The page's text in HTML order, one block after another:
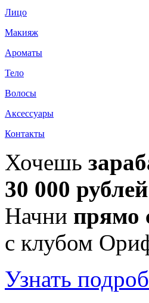
Лицо
Макияж
Ароматы
Тело
Волосы
Аксессуары
Контакты
Хочешь
30 000 рублей
Начни прямо
с клубом
Узнать